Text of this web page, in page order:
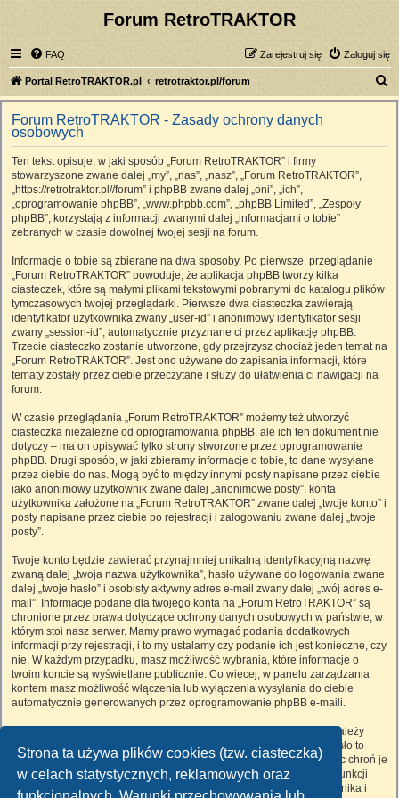
Strona ta używa plików cookies (tzw. ciasteczka)
w celach statystycznych, reklamowych oraz
Forum RetroTRAKTOR
FAQ Zaloguj się
Zarejestruj się
Portal RetroTRAKTOR.pl retrotraktor.pl/forum
z
Forum RetroTRAKTOR - Zasady ochrony danych
osobowych
Ten tekst opisuje, w jaki sposób „Forum RetroTRAKTOR” i firmy
stowarzyszone zwane dalej „my”, „nas”, „nasz”, „Forum RetroTRAKTOR”,
„https://retrotraktor.pl//forum” i phpBB zwane dalej „oni”, „ich”,
„oprogramowanie phpBB”, „www.phpbb.com”, „phpBB Limited”, „Zespoły
phpBB”, korzystają z informacji zwanymi dalej „informacjami o tobie”
zebranych w czasie dowolnej twojej sesji na forum.
Informacje o tobie są zbierane na dwa sposoby. Po pierwsze, przeglądanie
„Forum RetroTRAKTOR” powoduje, że aplikacja phpBB tworzy kilka
ciasteczek, które są małymi plikami tekstowymi pobranymi do katalogu plików
tymczasowych twojej przeglądarki. Pierwsze dwa ciasteczka zawierają
identyfikator użytkownika zwany „user-id” i anonimowy identyfikator sesji
zwany „session-id”, automatycznie przyznane ci przez aplikację phpBB.
Trzecie ciasteczko zostanie utworzone, gdy przejrzysz chociaż jeden temat na
„Forum RetroTRAKTOR”. Jest ono używane do zapisania informacji, które
tematy zostały przez ciebie przeczytane i służy do ułatwienia ci nawigacji na
forum.
W czasie przeglądania „Forum RetroTRAKTOR” możemy też utworzyć
ciasteczka niezależne od oprogramowania phpBB, ale ich ten dokument nie
dotyczy – ma on opisywać tylko strony stworzone przez oprogramowanie
phpBB. Drugi sposób, w jaki zbieramy informacje o tobie, to dane wysyłane
przez ciebie do nas. Mogą być to między innymi posty napisane przez ciebie
jako anonimowy użytkownik zwane dalej „anonimowe posty”, konta
użytkownika założone na „Forum RetroTRAKTOR” zwane dalej „twoje konto” i
posty napisane przez ciebie po rejestracji i zalogowaniu zwane dalej „twoje
posty”.
Twoje konto będzie zawierać przynajmniej unikalną identyfikacyjną nazwę
zwaną dalej „twoja nazwa użytkownika”, hasło używane do logowania zwane
dalej „twoje hasło” i osobisty aktywny adres e-mail zwany dalej „twój adres e-
mail”. Informacje podane dla twojego konta na „Forum RetroTRAKTOR” są
chronione przez prawa dotyczące ochrony danych osobowych w państwie, w
którym stoi nasz serwer. Mamy prawo wymagać podania dodatkowych
informacji przy rejestracji, i to my ustalamy czy podanie ich jest konieczne, czy
nie. W każdym przypadku, masz możliwość wybrania, które informacje o
twoim koncie są wyświetlane publicznie. Co więcej, w panelu zarządzania
kontem masz możliwość włączenia lub wyłączenia wysyłania do ciebie
automatycznie generowanych przez oprogramowanie phpBB e-maili.
Twoje hasło jest zaszyfrowane, więc jest bezpieczne, niemniej nie należy
używać tego samego hasła na różnych witrynach internetowych. Hasło to
umożliwia dostęp do twojego konta na „Forum RetroTRAKTOR”, więc chroń je
i w żadnym wypadku nie podawajnikomu. Jeśli je zapomnisz, użyj funkcji
„Nie pamiętam hasła”. Witryna poprosi cię o podanie nazwy użytkownika i